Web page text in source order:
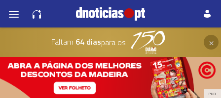
Faltam 64 diaspara os ×
PUB